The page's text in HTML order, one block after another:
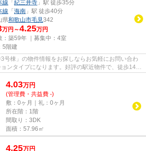
線 「 紀三井寺 」駅 徒歩35分
線 「 海南 」駅 徒歩40分
県和歌山市毛見342
万円～4.25万円
：築59年 ｜募集中： 4室
5階建
3号棟」の物件情報をお探しならお気軽にお問い合わ
ンタイプになります。好評の駅近物件で、徒歩14分
好...
4.03万円
(管理費・共益費 -)
敷：0ヶ月｜礼：0ヶ月
所在階：1階
間取り：3DK
面積：57.96㎡
4.25万円